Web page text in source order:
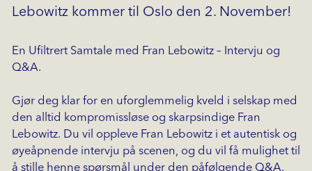
Lebowitz kommer til Oslo den 2. November!
En Ufiltrert Samtale med Fran Lebowitz – Intervju og
Q&A.
Gjør deg klar for en uforglemmelig kveld i selskap med
den alltid kompromissløse og skarpsindige Fran
Lebowitz. Du vil oppleve Fran Lebowitz i et autentisk og
øyeåpnende intervju på scenen, og du vil få mulighet til
å stille henne spørsmål under den påfølgende Q&A.